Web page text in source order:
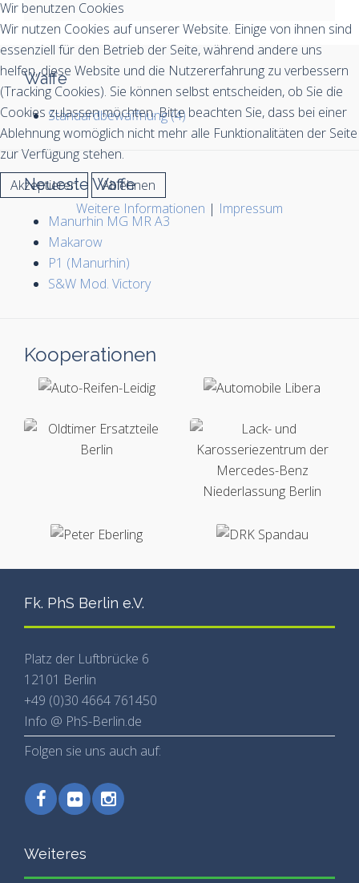
Waffe
Standardbewaffnung (4)
Neueste Waffe
Manurhin MG MR A3
Makarow
P1 (Manurhin)
S&W Mod. Victory
Kooperationen
Fk. PhS Berlin e.V.
Platz der Luftbrücke 6
12101 Berlin
+49 (0)30 4664 761450
Info @ PhS-Berlin.de
Folgen sie uns auch auf:
Weiteres
Wir benutzen Cookies
Wir nutzen Cookies auf unserer Website. Einige von ihnen sind
essenziell für den Betrieb der Seite, während andere uns
helfen, diese Website und die Nutzererfahrung zu verbessern
(Tracking Cookies). Sie können selbst entscheiden, ob Sie die
Cookies zulassen möchten. Bitte beachten Sie, dass bei einer
Ablehnung womöglich nicht mehr alle Funktionalitäten der Seite
zur Verfügung stehen.
Akzeptieren
Ablehnen
Weitere Informationen | Impressum